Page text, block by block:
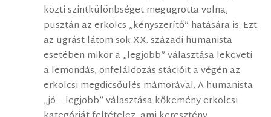
közti szintkülönbséget megugrotta volna,
pusztán az erkölcs „kényszerítő” hatására is. Ezt
az ugrást látom sok XX. századi humanista
esetében mikor a „legjobb” választása leköveti
a lemondás, önfeláldozás stációit a végén az
erkölcsi megdicsőülés mámorával. A humanista
„jó – legjobb” választása kőkemény erkölcsi